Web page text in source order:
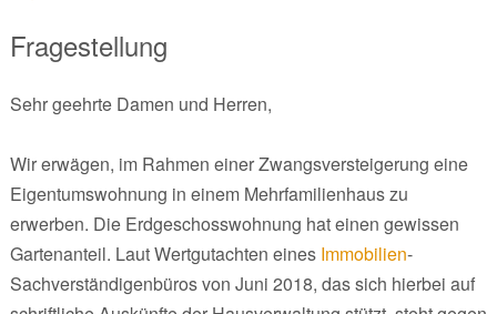
Fragestellung
Sehr geehrte Damen und Herren,
Wir erwägen, im Rahmen einer Zwangsversteigerung eine
Eigentumswohnung in einem Mehrfamilienhaus zu
erwerben. Die Erdgeschosswohnung hat einen gewissen
Gartenanteil. Laut Wertgutachten eines Immobilien-
Sachverständigenbüros von Juni 2018, das sich hierbei auf